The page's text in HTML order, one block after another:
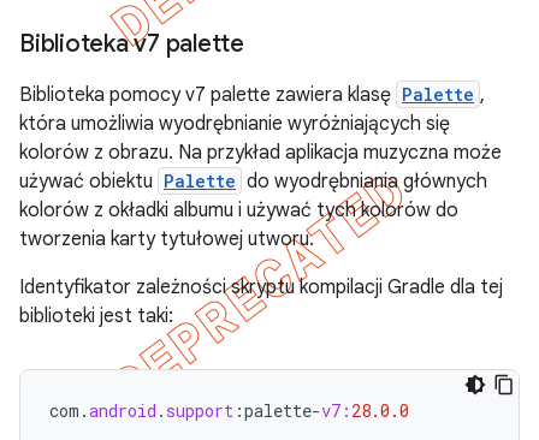
Biblioteka v7 palette
Biblioteka pomocy v7 palette zawiera klasę Palette ,
która umożliwia wyodrębnianie wyróżniających się
kolorów z obrazu. Na przykład aplikacja muzyczna może
używać obiektu Palette do wyodrębniania głównych
kolorów z okładki albumu i używać tych kolorów do
tworzenia karty tytułowej utworu.
Identyfikator zależności skryptu kompilacji Gradle dla tej
biblioteki jest taki:
com .android . support :palette-v7: 28.0 .0